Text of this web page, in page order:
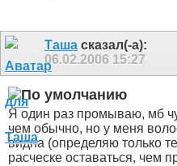
Таша сказал(-а):
06.02.2006 15:27
Я один раз промываю, мб
чем обычно, но у меня
видна (определяю только
расческе оставаться, чем